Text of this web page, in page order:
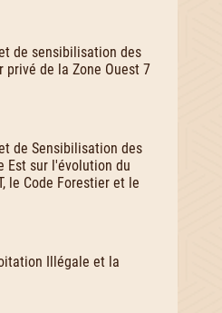
de sensibilisation des
privé de la Zone Ouest 7
de Sensibilisation des
Est sur l'évolution du
le Code Forestier et le
Illégale et la